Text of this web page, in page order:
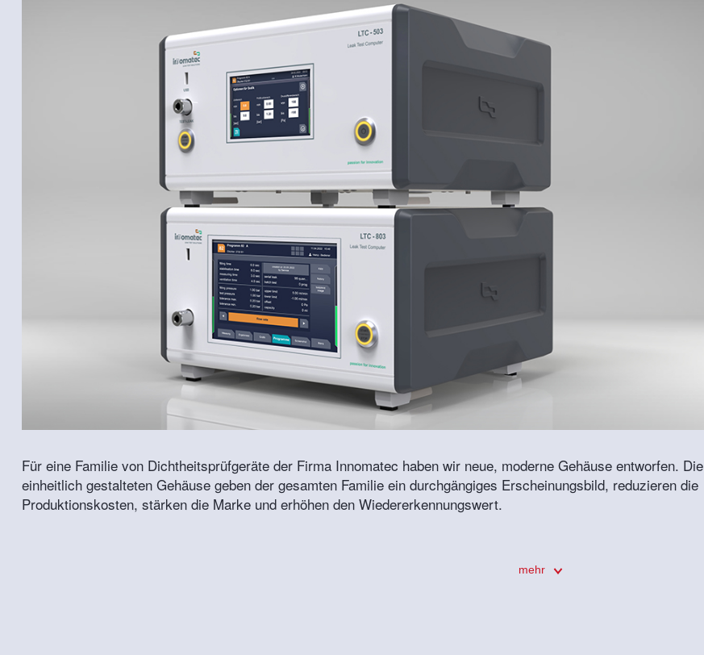
Für eine Familie von Dichtheitsprüfgeräte der Firma Innomatec haben wir neue, moderne Gehäuse entworfen. Die
einheitlich gestalteten Gehäuse geben der gesamten Familie ein durchgängiges Erscheinungsbild, reduzieren die
Produktionskosten, stärken die Marke und erhöhen den Wiedererkennungswert.
mehr